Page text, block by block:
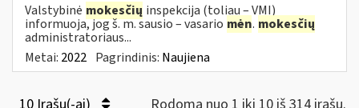
Valstybinė mokesčių inspekcija (toliau – VMI)
informuoja, jog š. m. sausio – vasario mėn. mokesčių
administratoriaus...
Metai: 2022 Pagrindinis: Naujiena
10 Įrašų(-ai) Rodoma nuo 1 iki 10 iš 314 irašų.